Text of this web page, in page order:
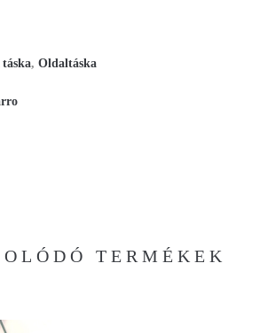
, Oldaltáska
TERMÉKEK